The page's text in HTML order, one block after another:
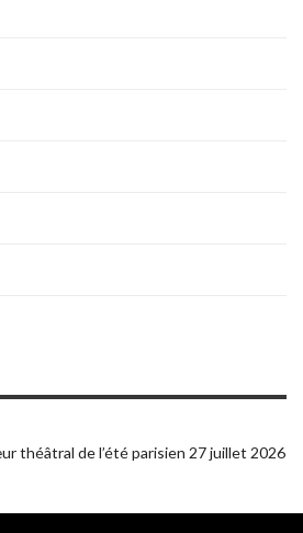
théâtral de l’été parisien 27 juillet 2026